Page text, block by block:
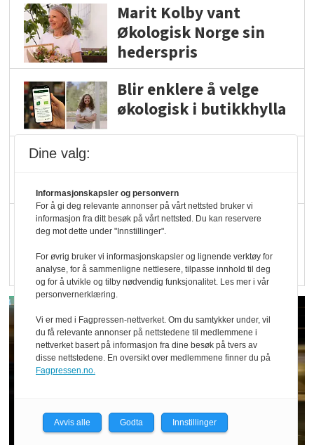
Marit Kolby vant
Økologisk Norge sin
hederspris
Blir enklere å velge
økologisk i butikkhylla
Rapport: Økokundene
det?
Dine valg:
Informasjonskapsler og personvern
For å gi deg relevante annonser på vårt nettsted bruker vi
informasjon fra ditt besøk på vårt nettsted. Du kan reservere
deg mot dette under "Innstillinger".
For øvrig bruker vi informasjonskapsler og lignende verktøy for
analyse, for å sammenligne nettlesere, tilpasse innhold til deg
og for å utvikle og tilby nødvendig funksjonalitet. Les mer i vår
personvernerklæring.
Vi er med i Fagpressen-nettverket. Om du samtykker under, vil
du få relevante annonser på nettstedene til medlemmene i
nettverket basert på informasjon fra dine besøk på tvers av
disse nettstedene. En oversikt over medlemmene finner du på
Fagpressen.no.
Avvis alle Godta Innstillinger